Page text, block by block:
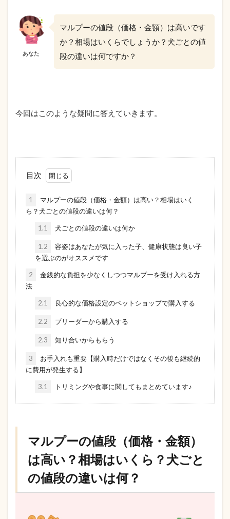
あなた
マルプーの値段（価格・金額）は高いです
か？相場はいくらでしょうか？犬ごとの値
段の違いは何ですか？
今回はこのような疑問に答えていきます。
目次
1
マルプーの値段（価格・金額）は高い？相場はいく
ら？犬ごとの値段の違いは何？
1.1 犬ごとの値段の違いは何か
1.2
容姿はあなたが気に入った子、健康状態は良い子
を選ぶのがオススメです
2
金銭的な負担を少なくしつつマルプーを受け入れる方
法
2.1 良心的な価格設定のペットショップで購入する
2.2 ブリーダーから購入する
2.3 知り合いからもらう
3
お手入れも重要【購入時だけではなくその後も継続的
に費用が発生する】
3.1 トリミングや食事に関してもまとめています♪
マルプーの値段（価格・金額）
は高い？相場はいくら？犬ごと
の値段の違いは何？